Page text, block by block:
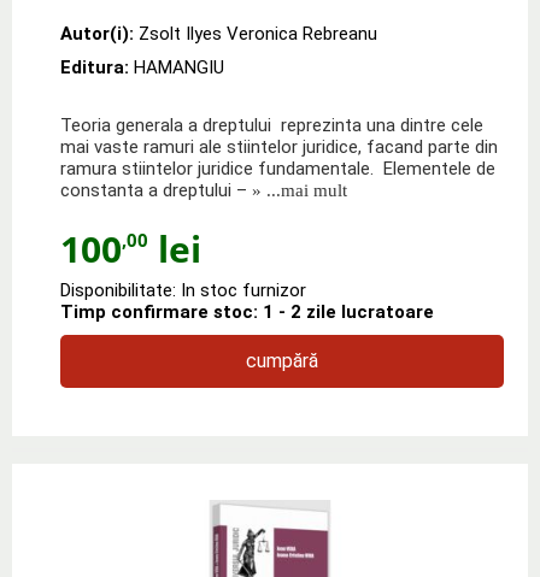
Autor(i): Zsolt Ilyes Veronica Rebreanu
Editura: HAMANGIU
Teoria generala a dreptului reprezinta una dintre cele
mai vaste ramuri ale stiintelor juridice, facand parte din
ramura stiintelor juridice fundamen­tale. Elementele de
constanta a dreptului – » ...mai mult
100,00 lei
Disponibilitate: In stoc furnizor
Timp confirmare stoc: 1 - 2 zile lucratoare
cumpără